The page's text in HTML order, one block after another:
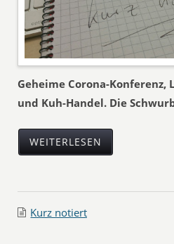
Geheime Corona-
und Kuh-Handel. Die
WEITERLESEN
Kurz notiert